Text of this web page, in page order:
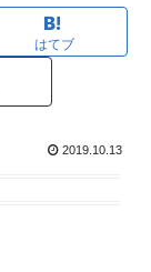
はてブ
2019.10.13